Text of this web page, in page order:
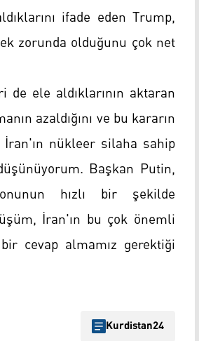
ifade eden Trump,
zorunda olduğunu çok net
ele aldıklarının aktaran
azaldığını ve bu kararın
nükleer silaha sahip
Başkan Putin,
hızlı bir şekilde
İran'ın bu çok önemli
cevap almamız gerektiği
Kurdistan24